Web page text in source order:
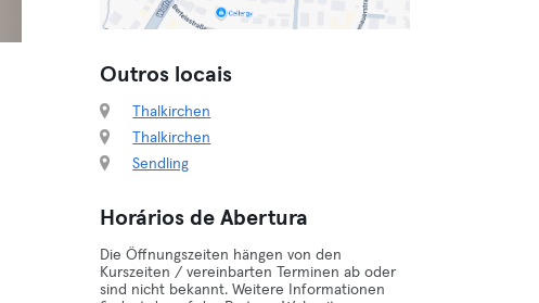
Outros locais
Thalkirchen
Thalkirchen
Sendling
Horários de Abertura
Die Öffnungszeiten hängen von den
Kurszeiten / vereinbarten Terminen ab oder
sind nicht bekannt. Weitere Informationen